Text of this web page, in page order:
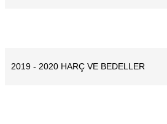
2019 - 2020 HARÇ VE BEDELLER